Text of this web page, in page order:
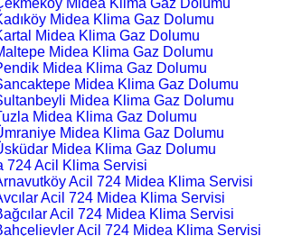
Midea Klima Gaz Dolumu
Midea Klima Gaz Dolumu
Midea Klima Gaz Dolumu
Midea Klima Gaz Dolumu
Midea Klima Gaz Dolumu
Midea Klima Gaz Dolumu
Midea Klima Gaz Dolumu
Midea Klima Gaz Dolumu
Midea Klima Gaz Dolumu
Midea Klima Gaz Dolumu
724 Acil Klima Servisi
Acil 724 Midea Klima Servisi
Acil 724 Midea Klima Servisi
Acil 724 Midea Klima Servisi
Acil 724 Midea Klima Servisi